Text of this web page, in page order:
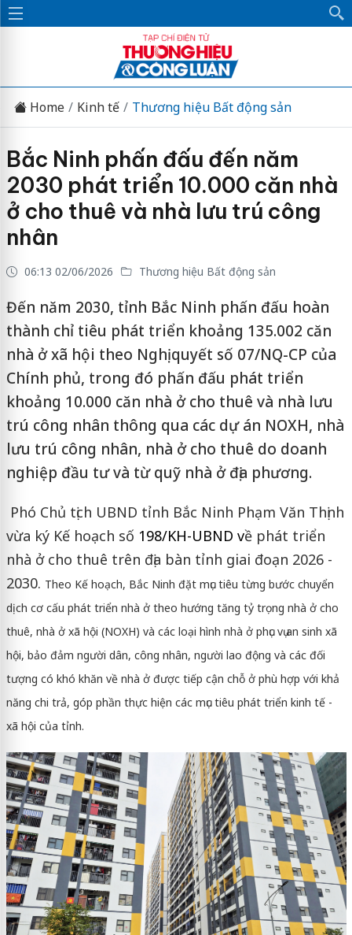
Home Kinh tế Thương hiệu Bất động sản
Bắc Ninh phấn đấu đến năm
2030 phát triển 10.000 căn nhà
ở cho thuê và nhà lưu trú công
nhân
06:13 02/06/2026 Thương hiệu Bất động sản
Đến năm 2030, tỉnh Bắc Ninh phấn đấu hoàn
thành chỉ tiêu phát triển khoảng 135.002 căn
nhà ở xã hội theo Nghị quyết số 07/NQ-CP của
Chính phủ, trong đó phấn đấu phát triển
khoảng 10.000 căn nhà ở cho thuê và nhà lưu
trú công nhân thông qua các dự án NOXH, nhà
lưu trú công nhân, nhà ở cho thuê do doanh
nghiệp đầu tư và từ quỹ nhà ở địa phương.
Phó Chủ tịch UBND tỉnh Bắc Ninh Phạm Văn Thịnh
vừa ký Kế hoạch số 198/KH-UBND về phát triển
nhà ở cho thuê trên địa bàn tỉnh giai đoạn 2026 -
2030. Theo Kế hoạch, Bắc Ninh đặt mục tiêu từng bước chuyển
dịch cơ cấu phát triển nhà ở theo hướng tăng tỷ trọng nhà ở cho
thuê, nhà ở xã hội (NOXH) và các loại hình nhà ở phục vụ an sinh xã
hội, bảo đảm người dân, công nhân, người lao động và các đối
tượng có khó khăn về nhà ở được tiếp cận chỗ ở phù hợp với khả
năng chi trả, góp phần thực hiện các mục tiêu phát triển kinh tế -
xã hội của tỉnh.